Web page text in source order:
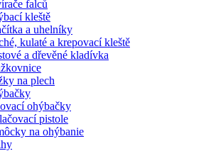
falců
kleště
a uhelníky
kulaté a krepovací kleště
a dřevěné kladívka
na plech
ohýbačky
pistole
na ohýbanie